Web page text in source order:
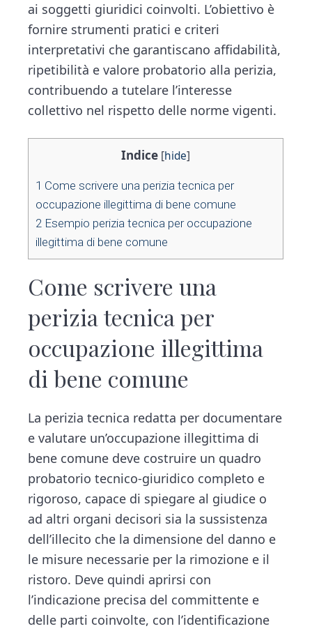
ai soggetti giuridici coinvolti. L’obiettivo è
fornire strumenti pratici e criteri
interpretativi che garantiscano affidabilità,
ripetibilità e valore probatorio alla perizia,
contribuendo a tutelare l’interesse
collettivo nel rispetto delle norme vigenti.
Indice [hide]
1 Come scrivere una perizia tecnica per
occupazione illegittima di bene comune​
2 Esempio perizia tecnica per occupazione
illegittima di bene comune​
Come scrivere una
perizia tecnica per
occupazione illegittima
di bene comune​
La perizia tecnica redatta per documentare
e valutare un’occupazione illegittima di
bene comune deve costruire un quadro
probatorio tecnico-giuridico completo e
rigoroso, capace di spiegare al giudice o
ad altri organi decisori sia la sussistenza
dell’illecito che la dimensione del danno e
le misure necessarie per la rimozione e il
ristoro. Deve quindi aprirsi con
l’indicazione precisa del committente e
delle parti coinvolte, con l’identificazione